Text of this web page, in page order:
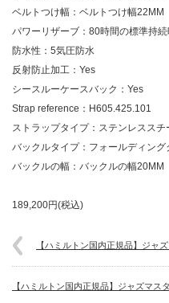
ベルトつけ幅：ベルトつけ幅22MM
パワーリザーブ：80時間の標準持続
防水性：5気圧防水
反射防止加工：Yes
シースルーケースバック：Yes
Strap reference：H605.425.101
ストラップタイプ：ステンレススチ
バックルタイプ：フォールディング
バックルの幅：バックルの幅20MM
189,200円(税込)
【ハミルトン国内正規品】ジャ
【ハミルトン国内正規品】ジャズマス